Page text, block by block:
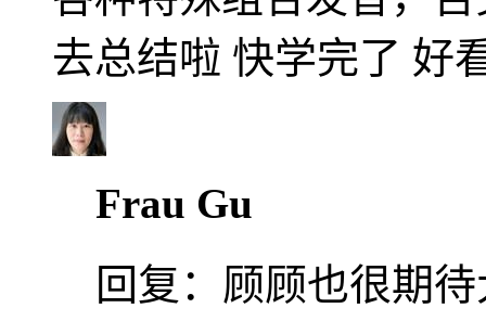
去总结啦 快学完了 好
Frau Gu
回复： 顾顾也很期